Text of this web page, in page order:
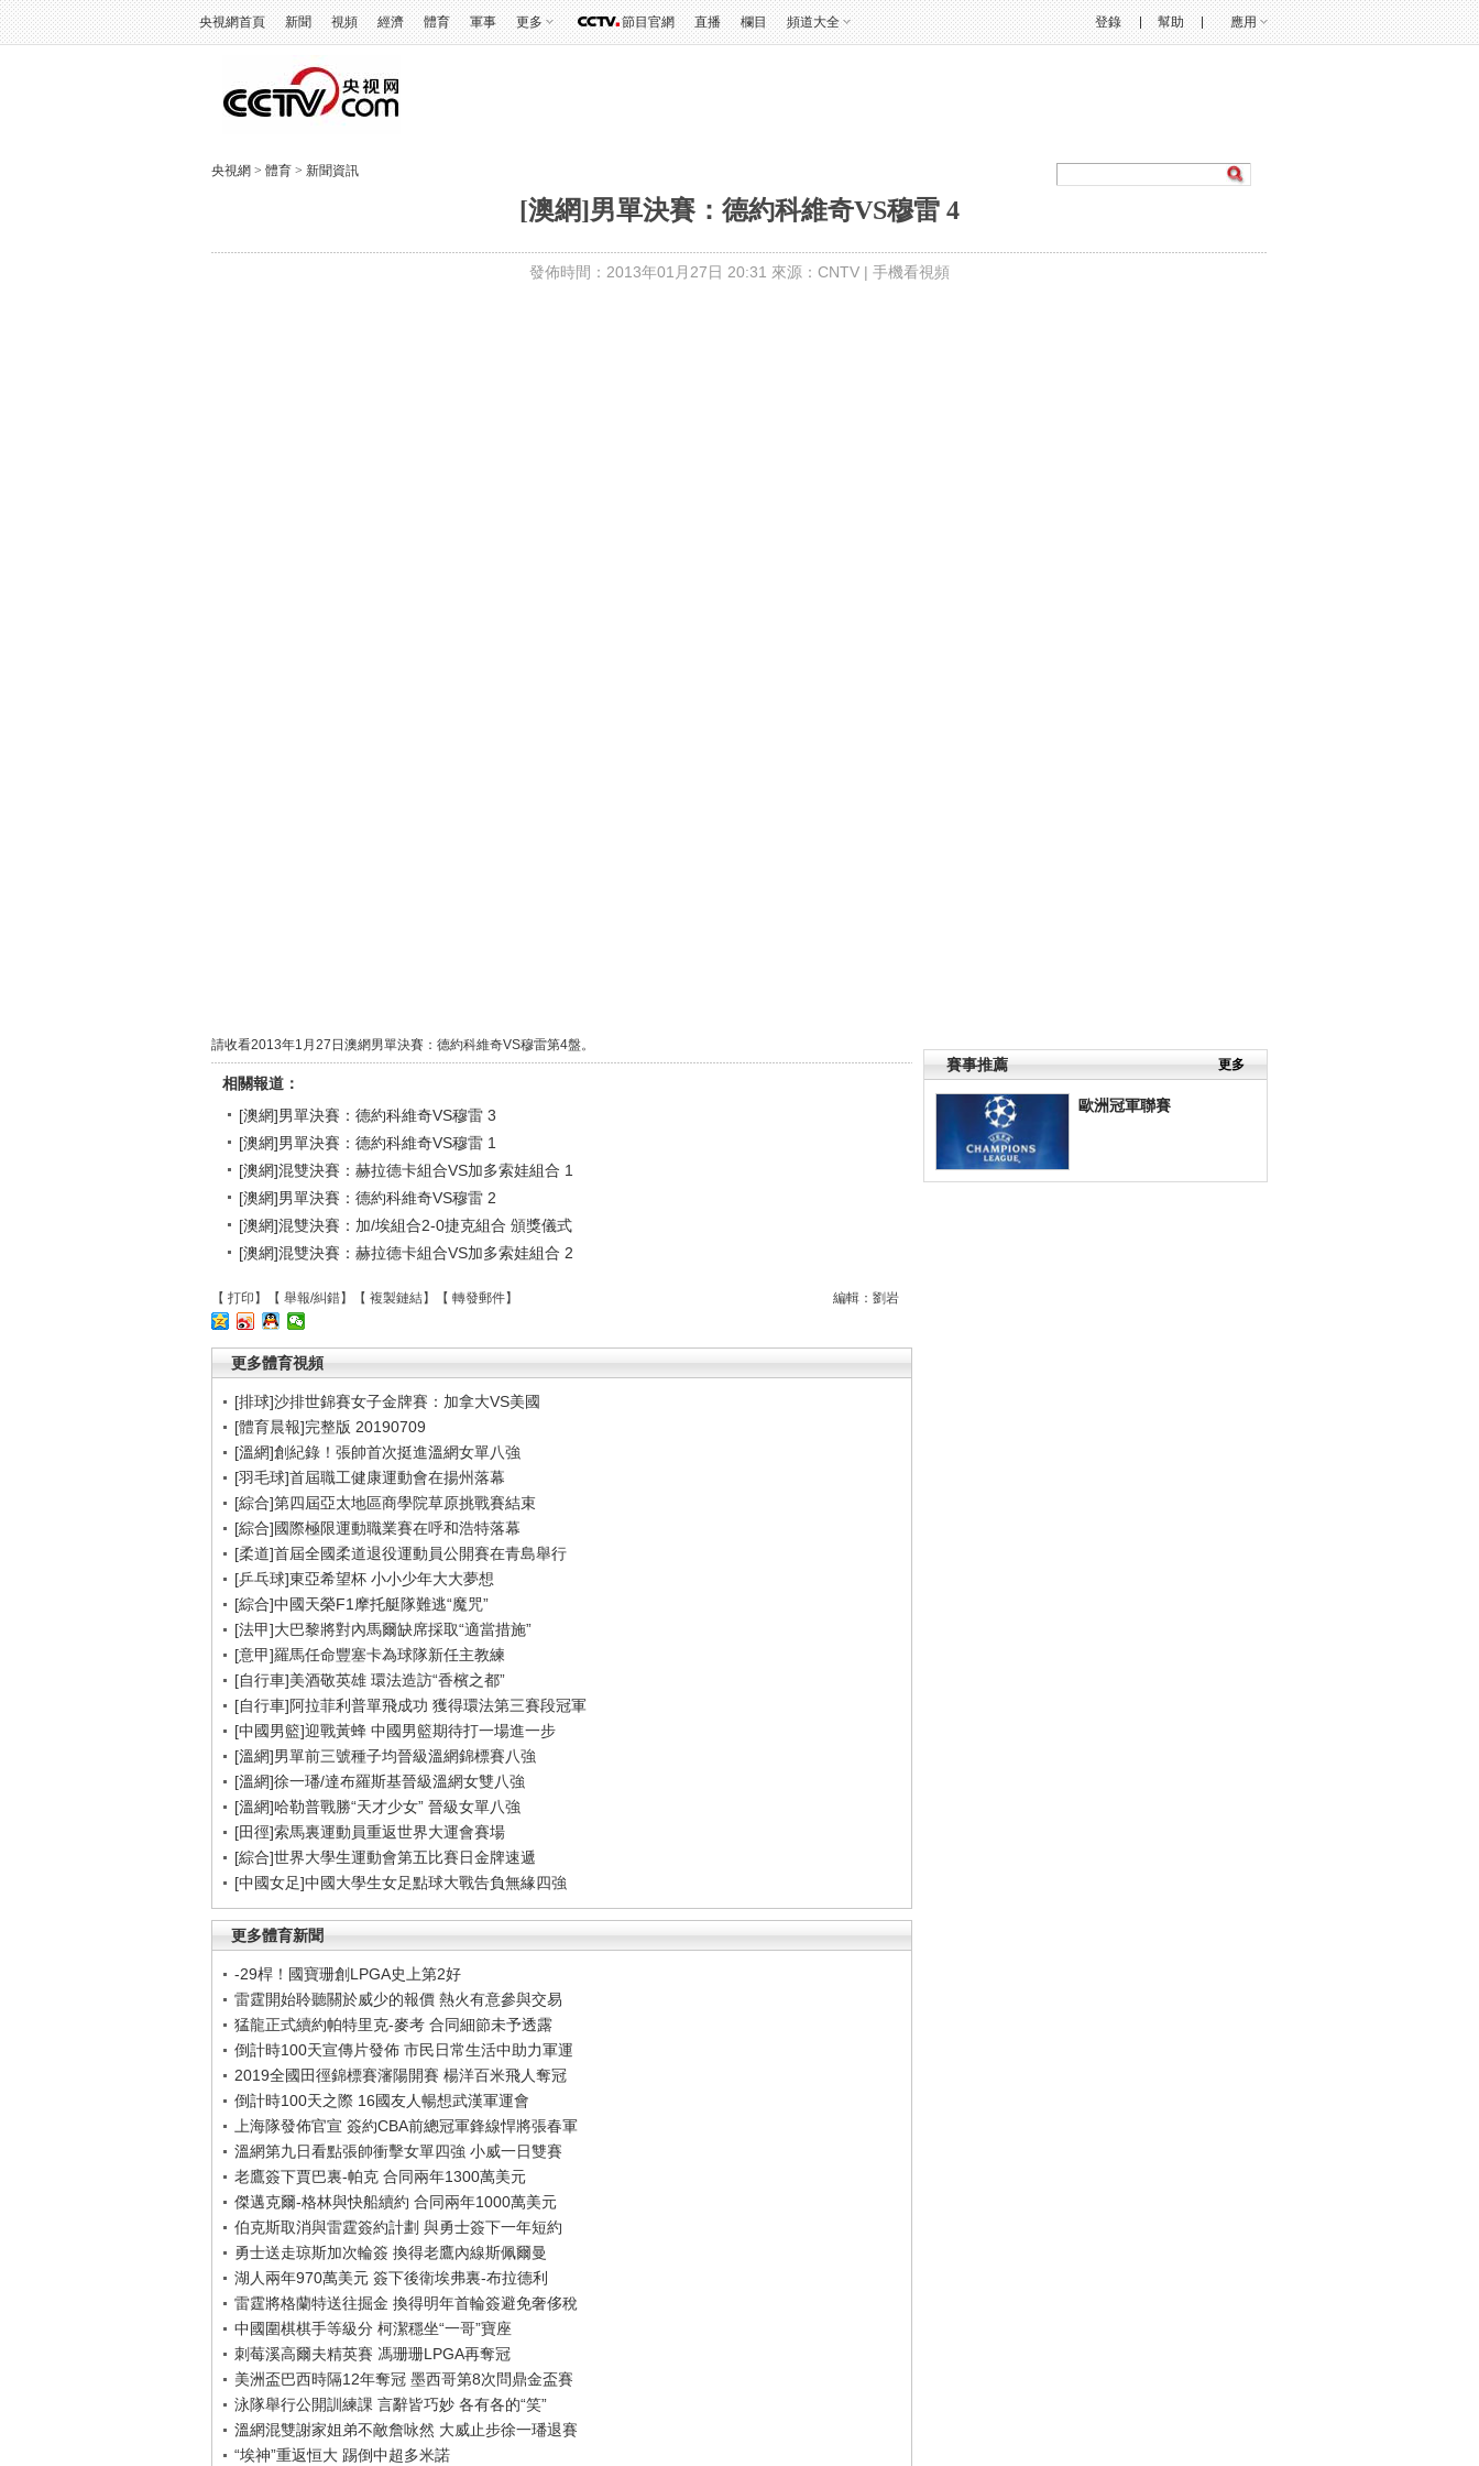
央視網首頁 新聞 視頻 經濟 體育 軍事 更多 節目官網 直播 欄目 頻道大全 幫助 應用
登錄
央視網 > 體育 > 新聞資訊
[澳網]男單決賽：德約科維奇VS穆雷 4
發佈時間：2013年01月27日 20:31 來源：CNTV | 手機看視頻
賽事推薦 更多
歐洲冠軍聯賽
請收看2013年1月27日澳網男單決賽：德約科維奇VS穆雷第4盤。
相關報道：
[澳網]男單決賽：德約科維奇VS穆雷 3
[澳網]男單決賽：德約科維奇VS穆雷 1
[澳網]混雙決賽：赫拉德卡組合VS加多索娃組合 1
[澳網]男單決賽：德約科維奇VS穆雷 2
[澳網]混雙決賽：加/埃組合2-0捷克組合 頒獎儀式
[澳網]混雙決賽：赫拉德卡組合VS加多索娃組合 2
編輯：劉岩
【 打印 】【 舉報/糾錯】【 複製鏈結】【 轉發郵件】
更多體育視頻
[排球]沙排世錦賽女子金牌賽：加拿大VS美國
[體育晨報]完整版 20190709
[溫網]創紀錄！張帥首次挺進溫網女單八強
[羽毛球]首屆職工健康運動會在揚州落幕
[綜合]第四屆亞太地區商學院草原挑戰賽結束
[綜合]國際極限運動職業賽在呼和浩特落幕
[柔道]首屆全國柔道退役運動員公開賽在青島舉行
[乒乓球]東亞希望杯 小小少年大大夢想
[綜合]中國天榮F1摩托艇隊難逃“魔咒”
[法甲]大巴黎將對內馬爾缺席採取“適當措施”
[意甲]羅馬任命豐塞卡為球隊新任主教練
[自行車]美酒敬英雄 環法造訪“香檳之都”
[自行車]阿拉菲利普單飛成功 獲得環法第三賽段冠軍
[中國男籃]迎戰黃蜂 中國男籃期待打一場進一步
[溫網]男單前三號種子均晉級溫網錦標賽八強
[溫網]徐一璠/達布羅斯基晉級溫網女雙八強
[溫網]哈勒普戰勝“天才少女” 晉級女單八強
[田徑]索馬裏運動員重返世界大運會賽場
[綜合]世界大學生運動會第五比賽日金牌速遞
[中國女足]中國大學生女足點球大戰告負無緣四強
更多體育新聞
-29桿！國寶珊創LPGA史上第2好
雷霆開始聆聽關於威少的報價 熱火有意參與交易
猛龍正式續約帕特里克-麥考 合同細節未予透露
倒計時100天宣傳片發佈 市民日常生活中助力軍運
2019全國田徑錦標賽瀋陽開賽 楊洋百米飛人奪冠
倒計時100天之際 16國友人暢想武漢軍運會
上海隊發佈官宣 簽約CBA前總冠軍鋒線悍將張春軍
溫網第九日看點張帥衝擊女單四強 小威一日雙賽
老鷹簽下賈巴裏-帕克 合同兩年1300萬美元
傑邁克爾-格林與快船續約 合同兩年1000萬美元
伯克斯取消與雷霆簽約計劃 與勇士簽下一年短約
勇士送走琼斯加次輪簽 換得老鷹內線斯佩爾曼
湖人兩年970萬美元 簽下後衛埃弗裏-布拉德利
雷霆將格蘭特送往掘金 換得明年首輪簽避免奢侈稅
中國圍棋棋手等級分 柯潔穩坐“一哥”寶座
刺莓溪高爾夫精英賽 馮珊珊LPGA再奪冠
美洲盃巴西時隔12年奪冠 墨西哥第8次問鼎金盃賽
泳隊舉行公開訓練課 言辭皆巧妙 各有各的“笑”
溫網混雙謝家姐弟不敵詹咏然 大威止步徐一璠退賽
“埃神”重返恒大 踢倒中超多米諾